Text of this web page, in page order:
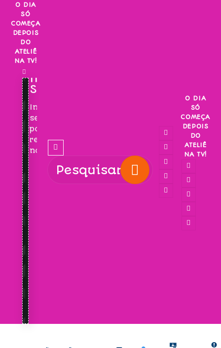
Skip
content
O DIA
SÓ
COMEÇA
DEPOIS
DO
ATELIÊ
NA TV!
INSCREVA-
SE!
Inscreva-
se
para
receber
novidades!
O DIA
SÓ
COMEÇA
DEPOIS
DO
ATELIÊ
NA TV!